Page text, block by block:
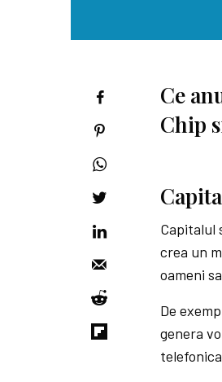
Ce
Chip
Capitalul
crea un
oameni
De
genera